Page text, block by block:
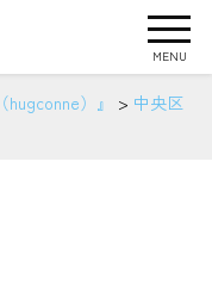
MENU
）』 > 中央区